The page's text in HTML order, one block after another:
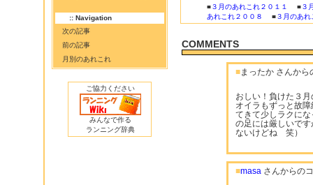
:: Navigation
次の記事
前の記事
月別のあれこれ
ご協力ください
みんなで作る
ランニング辞典
■３月のあれこれ２０１１ ■３
あれこれ２００８
■３月のあ
COMMENTS
■まったか さんから
おしい！負けた３
オイラもずっと故
てきて少しラクに
の足には厳しいで
ないけどね 笑）
■masa さんからの